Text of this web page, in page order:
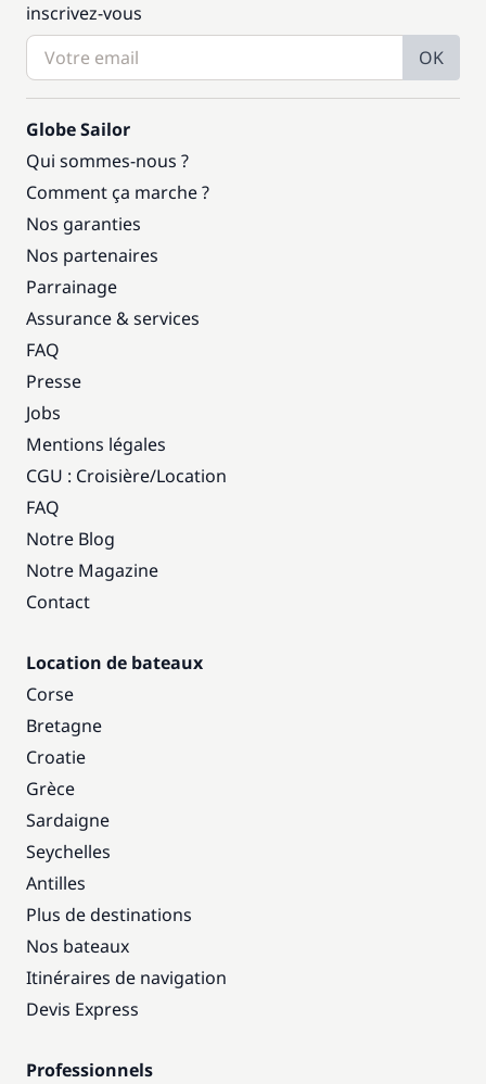
inscrivez-vous
OK
Globe Sailor
Qui sommes-nous ?
Comment ça marche ?
Nos garanties
Nos partenaires
Parrainage
Assurance & services
FAQ
Presse
Jobs
Mentions légales
CGU : Croisière/Location
FAQ
Notre Blog
Notre Magazine
Contact
Location de bateaux
Corse
Bretagne
Croatie
Grèce
Sardaigne
Seychelles
Antilles
Plus de destinations
Nos bateaux
Itinéraires de navigation
Devis Express
Professionnels